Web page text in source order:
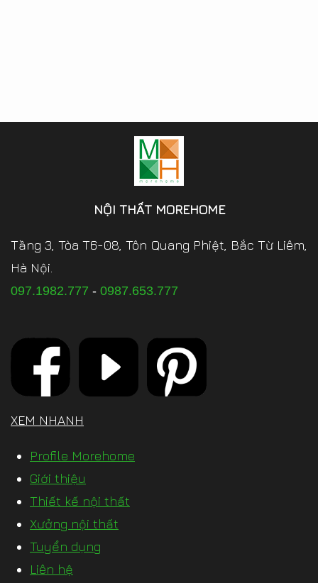
NỘI THẤT MOREHOME
Tầng 3, Tòa T6-08, Tôn Quang Phiệt, Bắc Từ Liêm,
Hà Nội.
097.1982.777 - 0987.653.777
XEM NHANH
Profile Morehome
Giới thiệu
Thiết kế nội thất
Xưởng nội thất
Tuyển dụng
Liên hệ